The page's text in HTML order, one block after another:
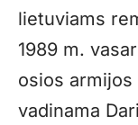
lietuviams
1989 m.
osios
vadinama